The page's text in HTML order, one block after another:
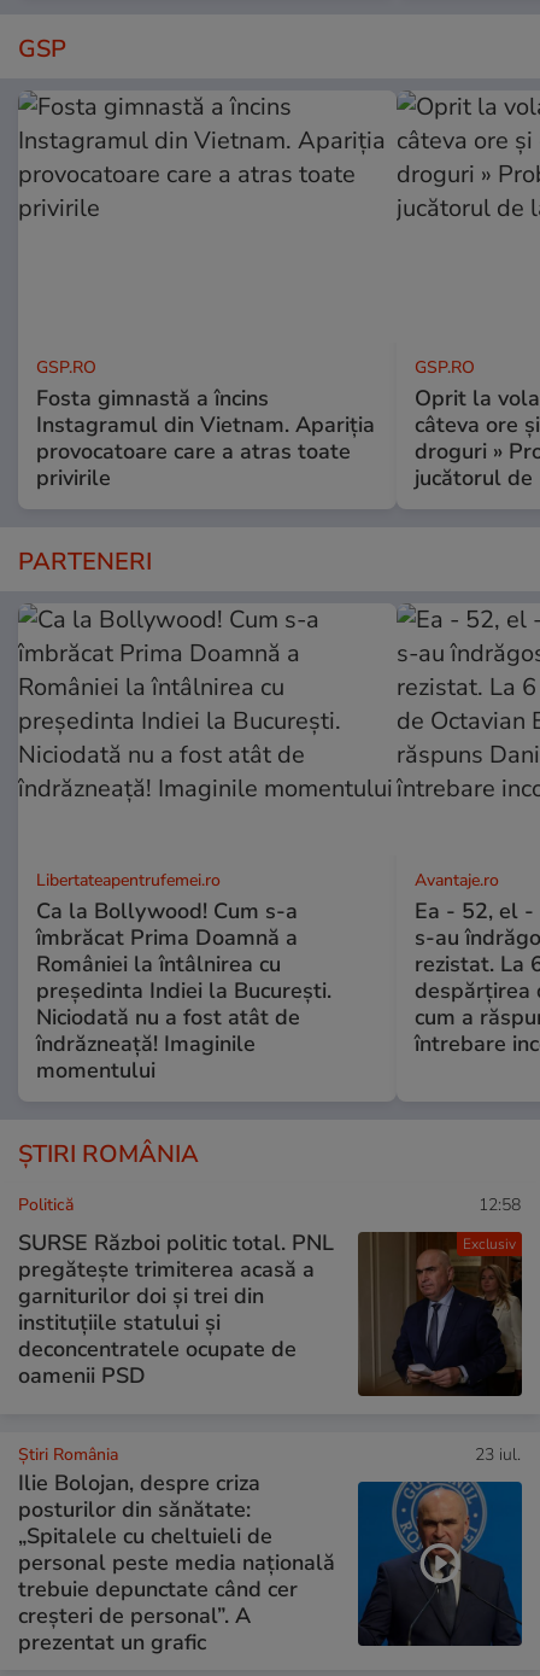
GSP
GSP.RO
Fosta gimnastă a încins
Instagramul din Vietnam. Apariția
provocatoare care a atras toate
privirile
GSP.RO
Oprit la
câteva ore
droguri »
jucătorul
PARTENERI
Libertateapentrufemei.ro
Ca la Bollywood! Cum s-a
îmbrăcat Prima Doamnă a
României la întâlnirea cu
președinta Indiei la București.
Niciodată nu a fost atât de
îndrăzneață! Imaginile
momentului
Avantaje.ro
Ea - 52, el -
s-au
rezistat. La
despărțirea
cum a
întrebare
ȘTIRI ROMÂNIA
Exclusiv
Politică 12:58
SURSE Război politic total. PNL
pregătește trimiterea acasă a
garniturilor doi și trei din
instituțiile statului și
deconcentratele ocupate de
oamenii PSD
Știri România 23 iul.
Ilie Bolojan, despre criza
posturilor din sănătate:
„Spitalele cu cheltuieli de
personal peste media națională
trebuie depunctate când cer
creșteri de personal”. A
prezentat un grafic